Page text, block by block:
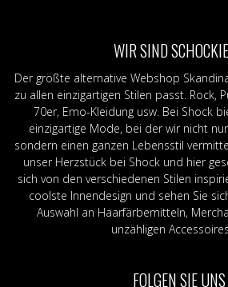
WIR SIND
Der größte alternative Webshop
zu allen einzigartigen Stilen passt. Rock,
70er, Emo-Kleidung usw. Bei Shock
einzigartige Mode, bei der wir nicht
sondern einen ganzen Lebensstil
unser Herzstück bei Shock und hier
sich von den verschiedenen Stilen
coolste Innendesign und sehen Sie
Auswahl an Haarfärbemitteln,
unzähligen
FOLGEN SIE UNS